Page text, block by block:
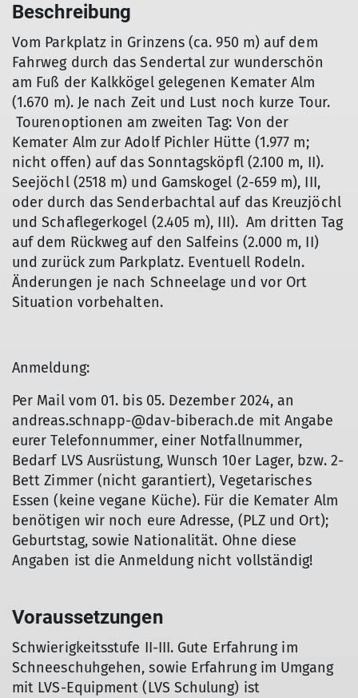
Beschreibung
Vom Parkplatz in Grinzens (ca. 950 m) auf dem
Fahrweg durch das Sendertal zur wunderschön
am Fuß der Kalkkögel gelegenen Kemater Alm
(1.670 m). Je nach Zeit und Lust noch kurze Tour.
Tourenoptionen am zweiten Tag: Von der
Kemater Alm zur Adolf Pichler Hütte (1.977 m;
nicht offen) auf das Sonntagsköpfl (2.100 m, II).
Seejöchl (2518 m) und Gamskogel (2-659 m), III,
oder durch das Senderbachtal auf das Kreuzjöchl
und Schaflegerkogel (2.405 m), III). Am dritten Tag
auf dem Rückweg auf den Salfeins (2.000 m, II)
und zurück zum Parkplatz. Eventuell Rodeln.
Änderungen je nach Schneelage und vor Ort
Situation vorbehalten.
Anmeldung:
Per Mail vom 01. bis 05. Dezember 2024, an
andreas.schnapp-@dav-biberach.de mit Angabe
eurer Telefonnummer, einer Notfallnummer,
Bedarf LVS Ausrüstung, Wunsch 10er Lager, bzw. 2-
Bett Zimmer (nicht garantiert), Vegetarisches
Essen (keine vegane Küche). Für die Kemater Alm
benötigen wir noch eure Adresse, (PLZ und Ort);
Geburtstag, sowie Nationalität. Ohne diese
Angaben ist die Anmeldung nicht vollständig!
Voraussetzungen
Schwierigkeitsstufe II-III. Gute Erfahrung im
Schneeschuhgehen, sowie Erfahrung im Umgang
mit LVS-Equipment (LVS Schulung) ist